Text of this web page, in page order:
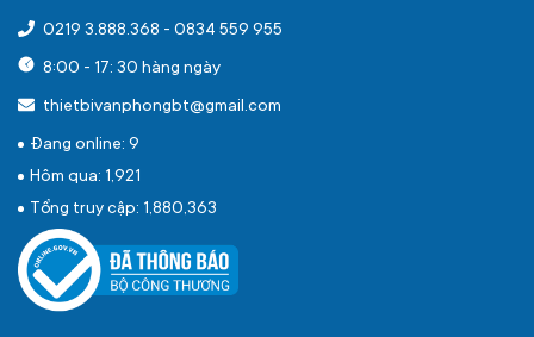
0219 3.888.368 - 0834 559 955
8:00 - 17: 30 hàng ngày
thietbivanphongbt@gmail.com
Đang online: 9
Hôm qua: 1,921
Tổng truy cập: 1,880,363